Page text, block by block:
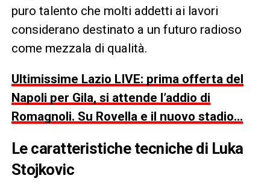
puro talento che molti addetti ai lavori
considerano destinato a un futuro radioso
come mezzala di qualità.
Ultimissime Lazio LIVE: prima offerta del
Napoli per Gila, si attende l’addio di
Romagnoli. Su Rovella e il nuovo stadio…
Le caratteristiche tecniche di Luka
Stojkovic